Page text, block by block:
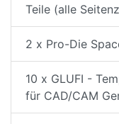
Teile (alle
2 x Pro-Die
10 x GLUFI -
für CAD/CAM